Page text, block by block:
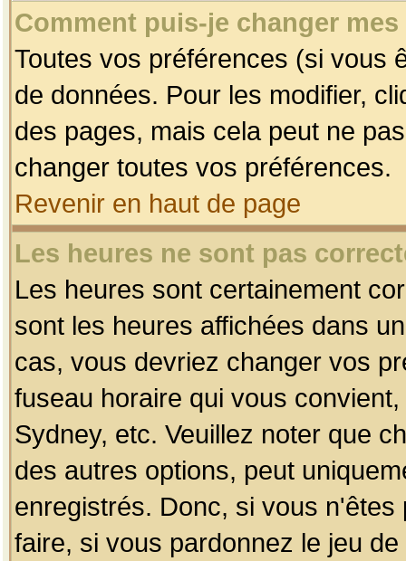
Comment puis-je changer
Toutes vos préférences (si vous
de données. Pour les modifier,
des pages, mais cela peut ne
changer toutes vos préférences.
Revenir en haut de page
Les heures ne sont pas
Les heures sont certainement
sont les heures affichées dans
cas, vous devriez changer vos
fuseau horaire qui vous
Sydney, etc. Veuillez noter que
des autres options, peut
enregistrés. Donc, si vous
faire, si vous pardonnez le jeu